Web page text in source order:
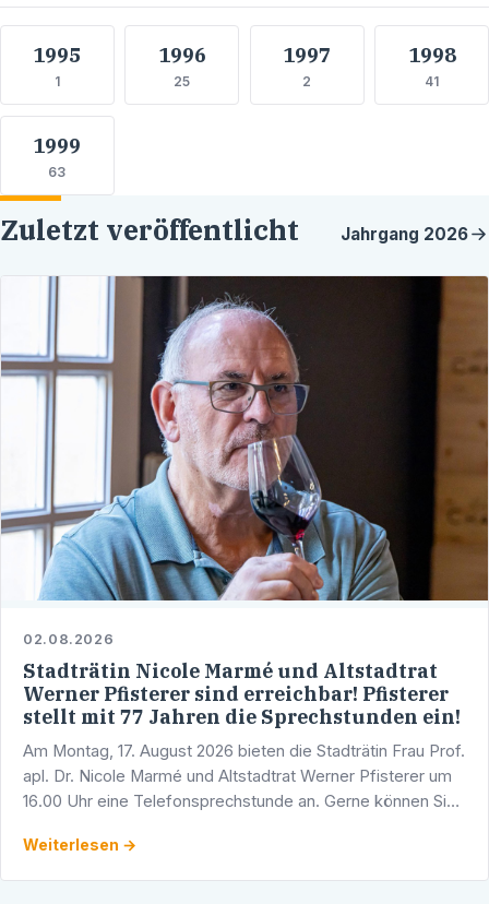
1995
1
1996
25
1997
2
1998
41
1999
63
Zuletzt veröffentlicht Jahrgang 2026
02.08.2026
Stadträtin Nicole Marmé und Altstadtrat
Werner Pfisterer sind erreichbar! Pfisterer
stellt mit 77 Jahren die Sprechstunden ein!
Am Montag, 17. August 2026 bieten die Stadträtin Frau Prof.
apl. Dr. Nicole Marmé und Altstadtrat Werner Pfisterer um
16.00 Uhr eine Telefonsprechstunde an. Gerne können Sie
Weiterlesen →